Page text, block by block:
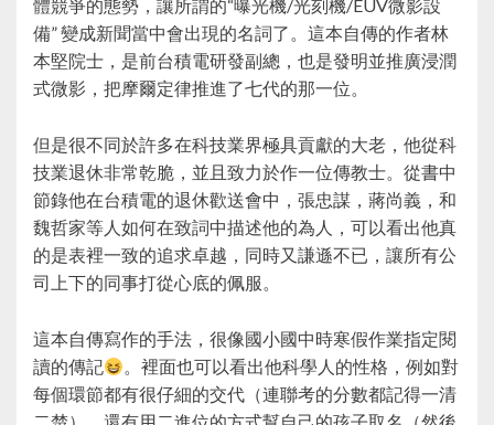
體競爭的態勢，讓所謂的“曝光機/光刻機/EUV微影設
備” 變成新聞當中會出現的名詞了。這本自傳的作者林
本堅院士，是前台積電研發副總，也是發明並推廣浸潤
式微影，把摩爾定律推進了七代的那一位。
但是很不同於許多在科技業界極具貢獻的大老，他從科
技業退休非常乾脆，並且致力於作一位傳教士。從書中
節錄他在台積電的退休歡送會中，張忠謀，蔣尚義，和
魏哲家等人如何在致詞中描述他的為人，可以看出他真
的是表裡一致的追求卓越，同時又謙遜不已，讓所有公
司上下的同事打從心底的佩服。
這本自傳寫作的手法，很像國小國中時寒假作業指定閱
讀的傳記
。裡面也可以看出他科學人的性格，例如對
每個環節都有很仔細的交代（連聯考的分數都記得一清